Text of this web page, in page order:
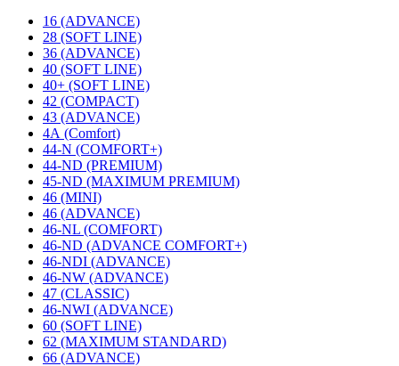
16 (ADVANCE)
28 (SOFT LINE)
36 (ADVANCE)
40 (SOFT LINE)
40+ (SOFT LINE)
42 (COMPACT)
43 (ADVANCE)
4А (Comfort)
44-N (COMFORT+)
44-ND (PREMIUM)
45-ND (MAXIMUM PREMIUM)
46 (MINI)
46 (ADVANCE)
46-NL (COMFORT)
46-ND (ADVANCE COMFORT+)
46-NDI (ADVANCE)
46-NW (ADVANCE)
47 (CLASSIC)
46-NWI (ADVANCE)
60 (SOFT LINE)
62 (MAXIMUM STANDARD)
66 (ADVANCE)